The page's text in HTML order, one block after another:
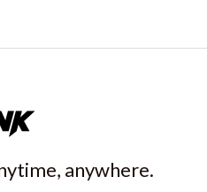
anywhere.